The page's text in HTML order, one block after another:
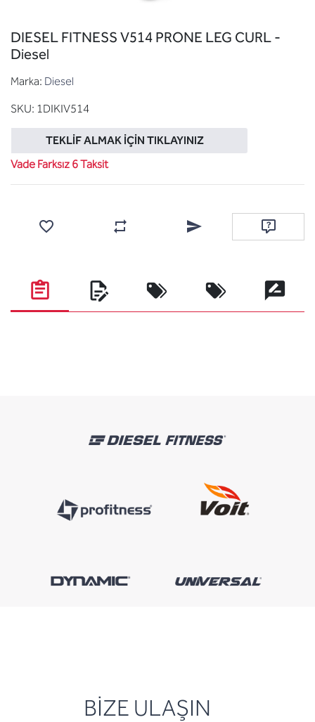
DIESEL FITNESS V514 PRONE LEG CURL -
Diesel
Marka: Diesel
SKU: 1DIKIV514
TEKLIF ALMAK İÇIN TIKLAYINIZ
Vade Farksız 6 Taksit
Karşılaştırma listesine ekleArkadaşına e-posta ile
Soru sor
BİZE ULAŞIN